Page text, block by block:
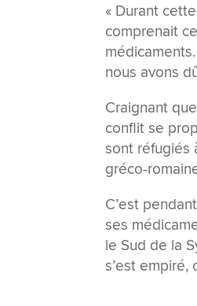
« Durant
comprenait
nous avons
Craignant
conflit se
sont réfugiés
gréco-
C’est
ses
le Sud de la
s’est empiré,